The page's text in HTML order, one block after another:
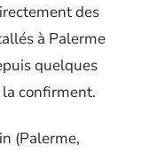
des
à Palerme
quelques
confirment.
(Palerme,